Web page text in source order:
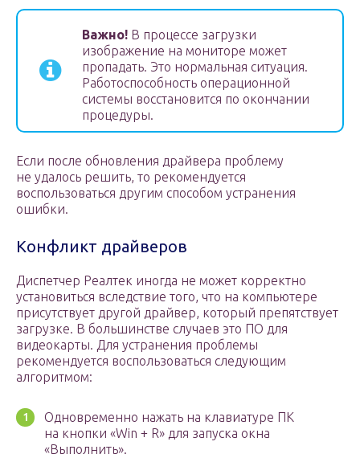
Важно! В процессе загрузки
изображение на мониторе может
пропадать. Это нормальная ситуация.
Работоспособность операционной
системы восстановится по окончании
процедуры.
Если после обновления драйвера проблему
не удалось решить, то рекомендуется
воспользоваться другим способом устранения
ошибки.
Конфликт драйверов
Диспетчер Реалтек иногда не может корректно
установиться вследствие того, что на компьютере
присутствует другой драйвер, который препятствует
загрузке. В большинстве случаев это ПО для
видеокарты. Для устранения проблемы
рекомендуется воспользоваться следующим
алгоритмом:
Одновременно нажать на клавиатуре ПК
на кнопки «Win + R» для запуска окна
«Выполнить».